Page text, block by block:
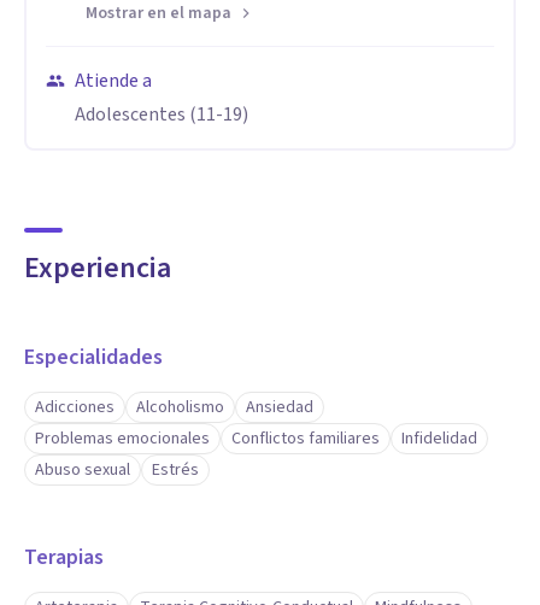
Mostrar en el mapa
Atiende a
Adolescentes (11-19)
Experiencia
Especialidades
Adicciones Alcoholismo
Ansiedad
Problemas emocionales
Conflictos familiares
Infidelidad
Abuso sexual
Estrés
Terapias